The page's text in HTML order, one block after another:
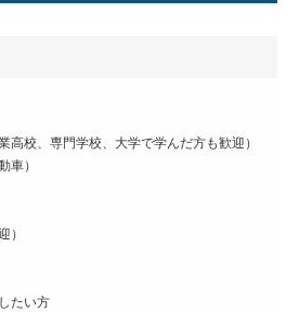
高校、専門学校、大学で学んだ方も歓迎）
車）
）
たい方